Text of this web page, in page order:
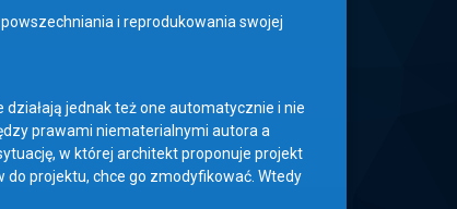
i reprodukowania swojej
jednak też one automatycznie i nie
prawami niematerialnymi autora a
w której architekt proponuje projekt
do projektu, chce go zmodyfikować. Wtedy